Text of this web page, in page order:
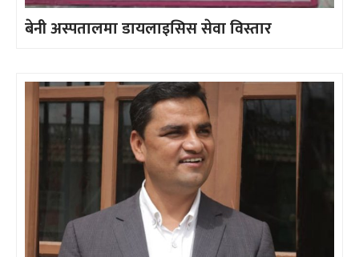
बेनी अस्पतालमा डायलाइसिस सेवा विस्तार